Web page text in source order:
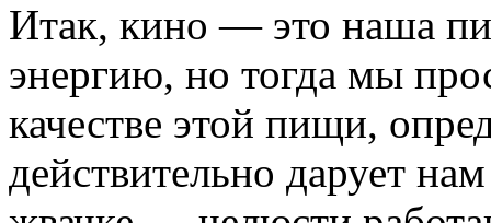
Итак, кино — это наша
энергию, но тогда мы
качестве этой пищи,
действительно дарует